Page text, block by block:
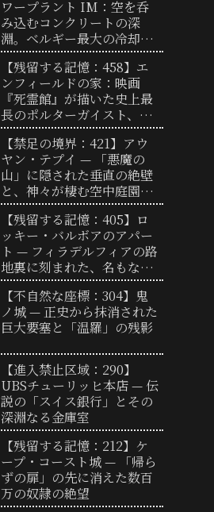
ワープラント IM：空を呑
み込むコンクリートの深
淵。ベルギー最大の冷却塔
廃墟が語る「火の記憶」
【残留する記憶：458】エ
ンフィールドの家：映画
『死霊館』が描いた史上最
長のポルターガイスト、英
国の住宅街に残留する「見
えない住人」の証言
【禁足の境界：421】アウ
ヤン・テプイ — 「悪魔の
山」に隠された垂直の絶壁
と、神々が棲む空中庭園の
真実
【残留する記憶：405】ロ
ッキー・バルボアのアパー
ト — フィラデルフィアの路
地裏に刻まれた、名もなき
ボクサーの「原点」と「夢
の跡」
【不自然な座標：304】鬼
ノ城 — 正史から抹消された
巨大要塞と「温羅」の残影
【進入禁止区域：290】
UBSチューリッヒ本店 — 伝
説の「スイス銀行」とその
深淵なる金庫室
【残留する記憶：212】ケ
ープ・コースト城 — 「帰ら
ずの扉」の先に消えた数百
万の奴隷の絶望